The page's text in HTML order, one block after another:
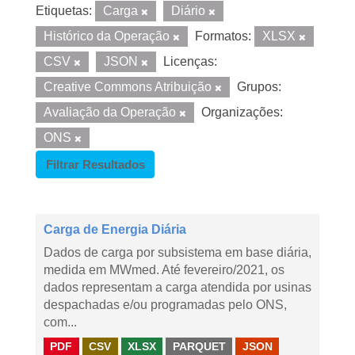
Etiquetas: Carga
Diário
Histórico da Operação
Formatos:
XLSX
CSV
JSON
Licenças:
Creative Commons Atribuição
Grupos:
Avaliação da Operação
Organizações:
ONS
Filtrar Resultados
Carga de Energia Diária
Dados de carga por subsistema em base diária,
medida em MWmed. Até fevereiro/2021, os
dados representam a carga atendida por usinas
despachadas e/ou programadas pelo ONS,
com...
PDF CSV XLSX PARQUET JSON